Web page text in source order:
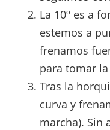
La 10º es a
estemos a
frenamos
para tomar
Tras la
curva y
marcha). Sin